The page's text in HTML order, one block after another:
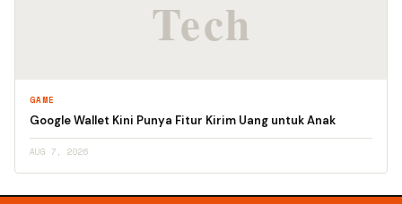
GAME
Google Wallet Kini Punya Fitur Kirim Uang untuk Anak
AUG 7, 2026